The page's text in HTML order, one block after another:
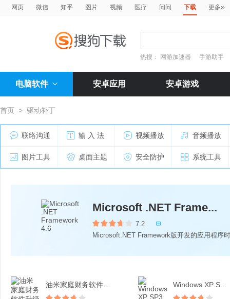
网页 微信 知乎 图片 视频 医疗 问问 下载 更多»
热搜： 网游加速器 手游助手
电脑软件 安卓应用 安卓游戏
首页 > 驱动补丁
联络沟通 输 入 法 视频播放 音频播放
图片工具 桌面主题 安全防护 系统工具
Microsoft .NET Frame...
7.2 
Microsoft.NET Framework版开发的应用程序
Windows XP S...